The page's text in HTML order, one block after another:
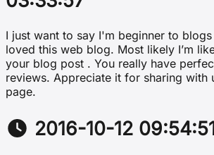
I just want to say I'm beginner to
loved this web blog. Most likely I’m
your blog post . You really have
reviews. Appreciate it for sharing with
page.
2016-10-12